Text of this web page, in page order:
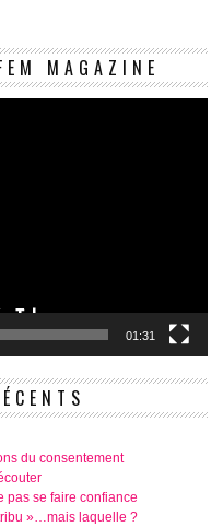
MAGAZINE
01:31
du consentement
pas se faire confiance
»…mais laquelle ?